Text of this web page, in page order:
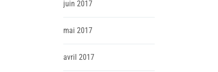
juin 2017
mai 2017
avril 2017